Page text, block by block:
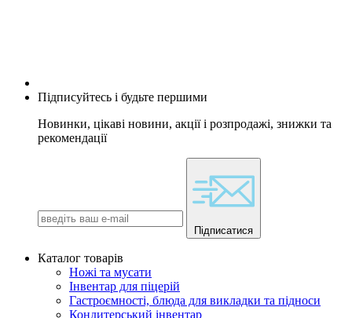
Підписуйтесь і будьте першими
Новинки, цікаві новини, акції і розпродажі, знижки та
рекомендації
Підписатися
Каталог товарів
Ножі та мусати
Інвентар для піцерій
Гастроємності, блюда для викладки та підноси
Кондитерський інвентар